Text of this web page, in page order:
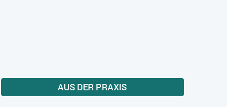
AUS DER PRAXIS